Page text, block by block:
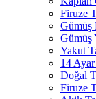
Firuze
Gümüş
Yakut
14
Doğal
Firuze